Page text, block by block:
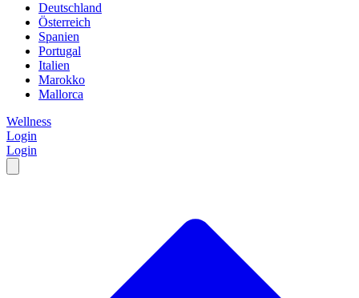
Deutschland
Österreich
Spanien
Portugal
Italien
Marokko
Mallorca
Wellness
Login
Login